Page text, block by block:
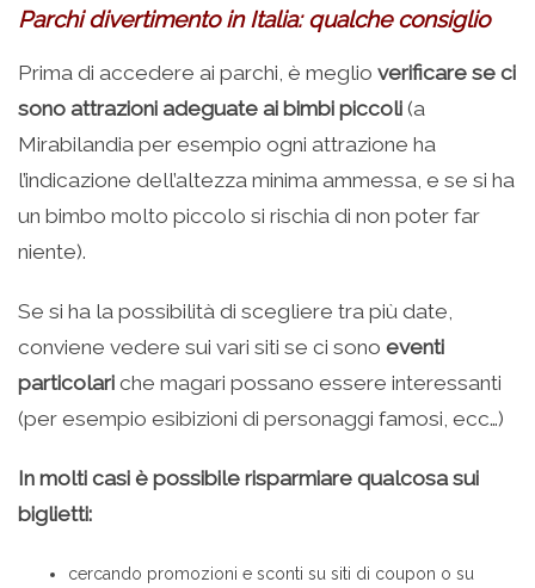
Parchi divertimento in Italia: qualche consiglio
Prima di accedere ai parchi, è meglio verificare se ci
sono attrazioni adeguate ai bimbi piccoli (a
Mirabilandia per esempio ogni attrazione ha
l’indicazione dell’altezza minima ammessa, e se si ha
un bimbo molto piccolo si rischia di non poter far
niente).
Se si ha la possibilità di scegliere tra più date,
conviene vedere sui vari siti se ci sono eventi
particolari che magari possano essere interessanti
(per esempio esibizioni di personaggi famosi, ecc…)
In molti casi è possibile risparmiare qualcosa sui
biglietti:
cercando promozioni e sconti su siti di coupon o su